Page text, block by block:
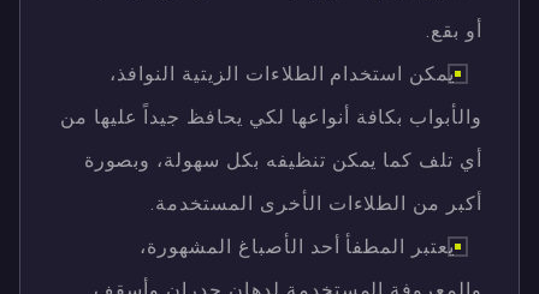
أو بقع.
يمكن استخدام الطلاءات الزيتية النوافذ،
والأبواب بكافة أنواعها لكي يحافظ جيداً عليها من
أي تلف كما يمكن تنظيفه بكل سهولة، وبصورة
أكبر من الطلاءات الأخرى المستخدمة.
يعتبر المطفأ أحد الأصباغ المشهورة،